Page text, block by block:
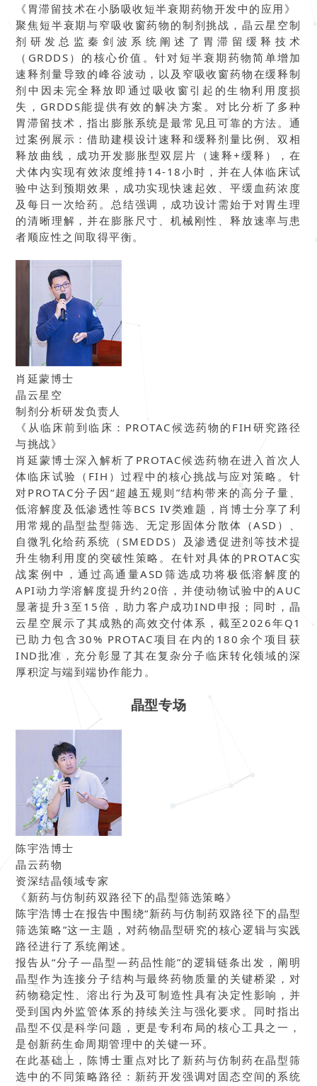
《胃滞留技术在小肠吸收短半衰期药物开发中的应用》
聚焦短半衰期与窄吸收窗药物的制剂挑战，晶云星空制
剂研发总监秦剑波系统阐述了胃滞留缓释技术
（GRDDS）的核心价值。针对短半衰期药物简单增加
速释剂量导致的峰谷波动，以及窄吸收窗药物在缓释制
剂中因未完全释放即通过吸收窗引起的生物利用度损
失，GRDDS能提供有效的解决方案。对比分析了多种
胃滞留技术，指出膨胀系统是最常见且可靠的方法。通
过案例展示：借助建模设计速释和缓释剂量比例、双相
释放曲线，成功开发膨胀型双层片（速释+缓释），在
犬体内实现有效浓度维持14-18小时，并在人体临床试
验中达到预期效果，成功实现快速起效、平缓血药浓度
及每日一次给药。总结强调，成功设计需始于对胃生理
的清晰理解，并在膨胀尺寸、机械刚性、释放速率与患
者顺应性之间取得平衡。
肖延蒙博士
晶云星空
制剂分析研发负责人
《从临床前到临床：PROTAC候选药物的FIH研究路径
与挑战》
肖延蒙博士深入解析了PROTAC候选药物在进入首次人
体临床试验（FIH）过程中的核心挑战与应对策略。针
对PROTAC分子因“超越五规则”结构带来的高分子量、
低溶解度及低渗透性等BCS IV类难题，肖博士分享了利
用常规的晶型盐型筛选、无定形固体分散体（ASD）、
自微乳化给药系统（SMEDDS）及渗透促进剂等技术提
升生物利用度的突破性策略。在针对具体的PROTAC实
战案例中，通过高通量ASD筛选成功将极低溶解度的
API动力学溶解度提升约20倍，并使动物试验中的AUC
显著提升3至15倍，助力客户成功IND申报；同时，晶
云星空展示了其成熟的高效交付体系，截至2026年Q1
已助力包含30% PROTAC项目在内的180余个项目获
IND批准，充分彰显了其在复杂分子临床转化领域的深
厚积淀与端到端协作能力。
晶型专场
陈宇浩博士
晶云药物
资深结晶领域专家
《新药与仿制药双路径下的晶型筛选策略》
陈宇浩博士在报告中围绕“新药与仿制药双路径下的晶型
筛选策略”这一主题，对药物晶型研究的核心逻辑与实践
路径进行了系统阐述。
报告从“分子—晶型—药品性能”的逻辑链条出发，阐明
晶型作为连接分子结构与最终药物质量的关键桥梁，对
药物稳定性、溶出行为及可制造性具有决定性影响，并
受到国内外监管体系的持续关注与强化要求。同时指出
晶型不仅是科学问题，更是专利布局的核心工具之一，
是创新药生命周期管理中的关键一环。
在此基础上，陈博士重点对比了新药与仿制药在晶型筛
选中的不同策略路径：新药开发强调对固态空间的系统